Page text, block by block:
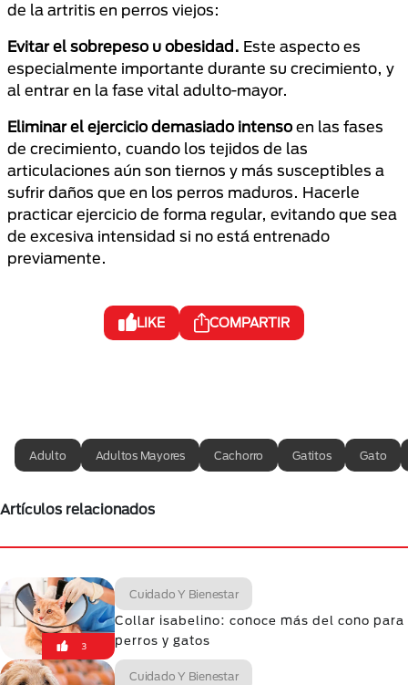
de la artritis en perros viejos:
Evitar el sobrepeso u obesidad. Este aspecto es
especialmente importante durante su crecimiento, y
al entrar en la fase vital adulto-mayor.
Eliminar el ejercicio demasiado intensoen las fases
de crecimiento, cuando los tejidos de las
articulaciones aún son tiernos y más susceptibles a
sufrir daños que en los perros maduros. Hacerle
practicar ejercicio de forma regular, evitando que sea
de excesiva intensidad si no está entrenado
previamente.
LIKE COMPARTIR
Adulto Adultos Mayores Cachorro Gatitos Gato
Artículos relacionados
3
Cuidado Y Bienestar
Collar isabelino: conoce más del cono para
perros y gatos
Cuidado Y Bienestar